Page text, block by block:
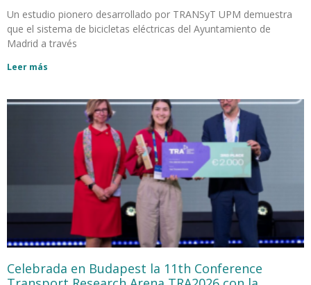
Un estudio pionero desarrollado por TRANSyT UPM demuestra
que el sistema de bicicletas eléctricas del Ayuntamiento de
Madrid a través
Leer más
Celebrada en Budapest la 11th Conference